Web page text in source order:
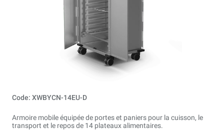
Code: XWBYCN-14EU-D
Armoire mobile équipée de portes et paniers pour la cuisson, le
transport et le repos de 14 plateaux alimentaires.